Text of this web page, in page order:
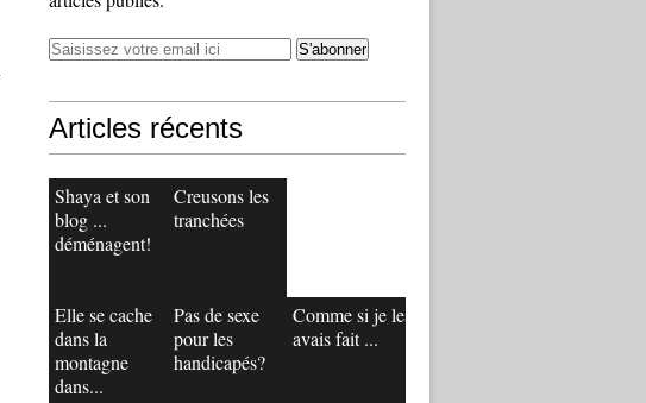
Articles récents
Shaya et son
blog ...
déménagent!
Creusons les
tranchées
Elle se cache
dans la
montagne
dans...
Pas de sexe
pour les
handicapés?
Comme si je les
avais fait ...